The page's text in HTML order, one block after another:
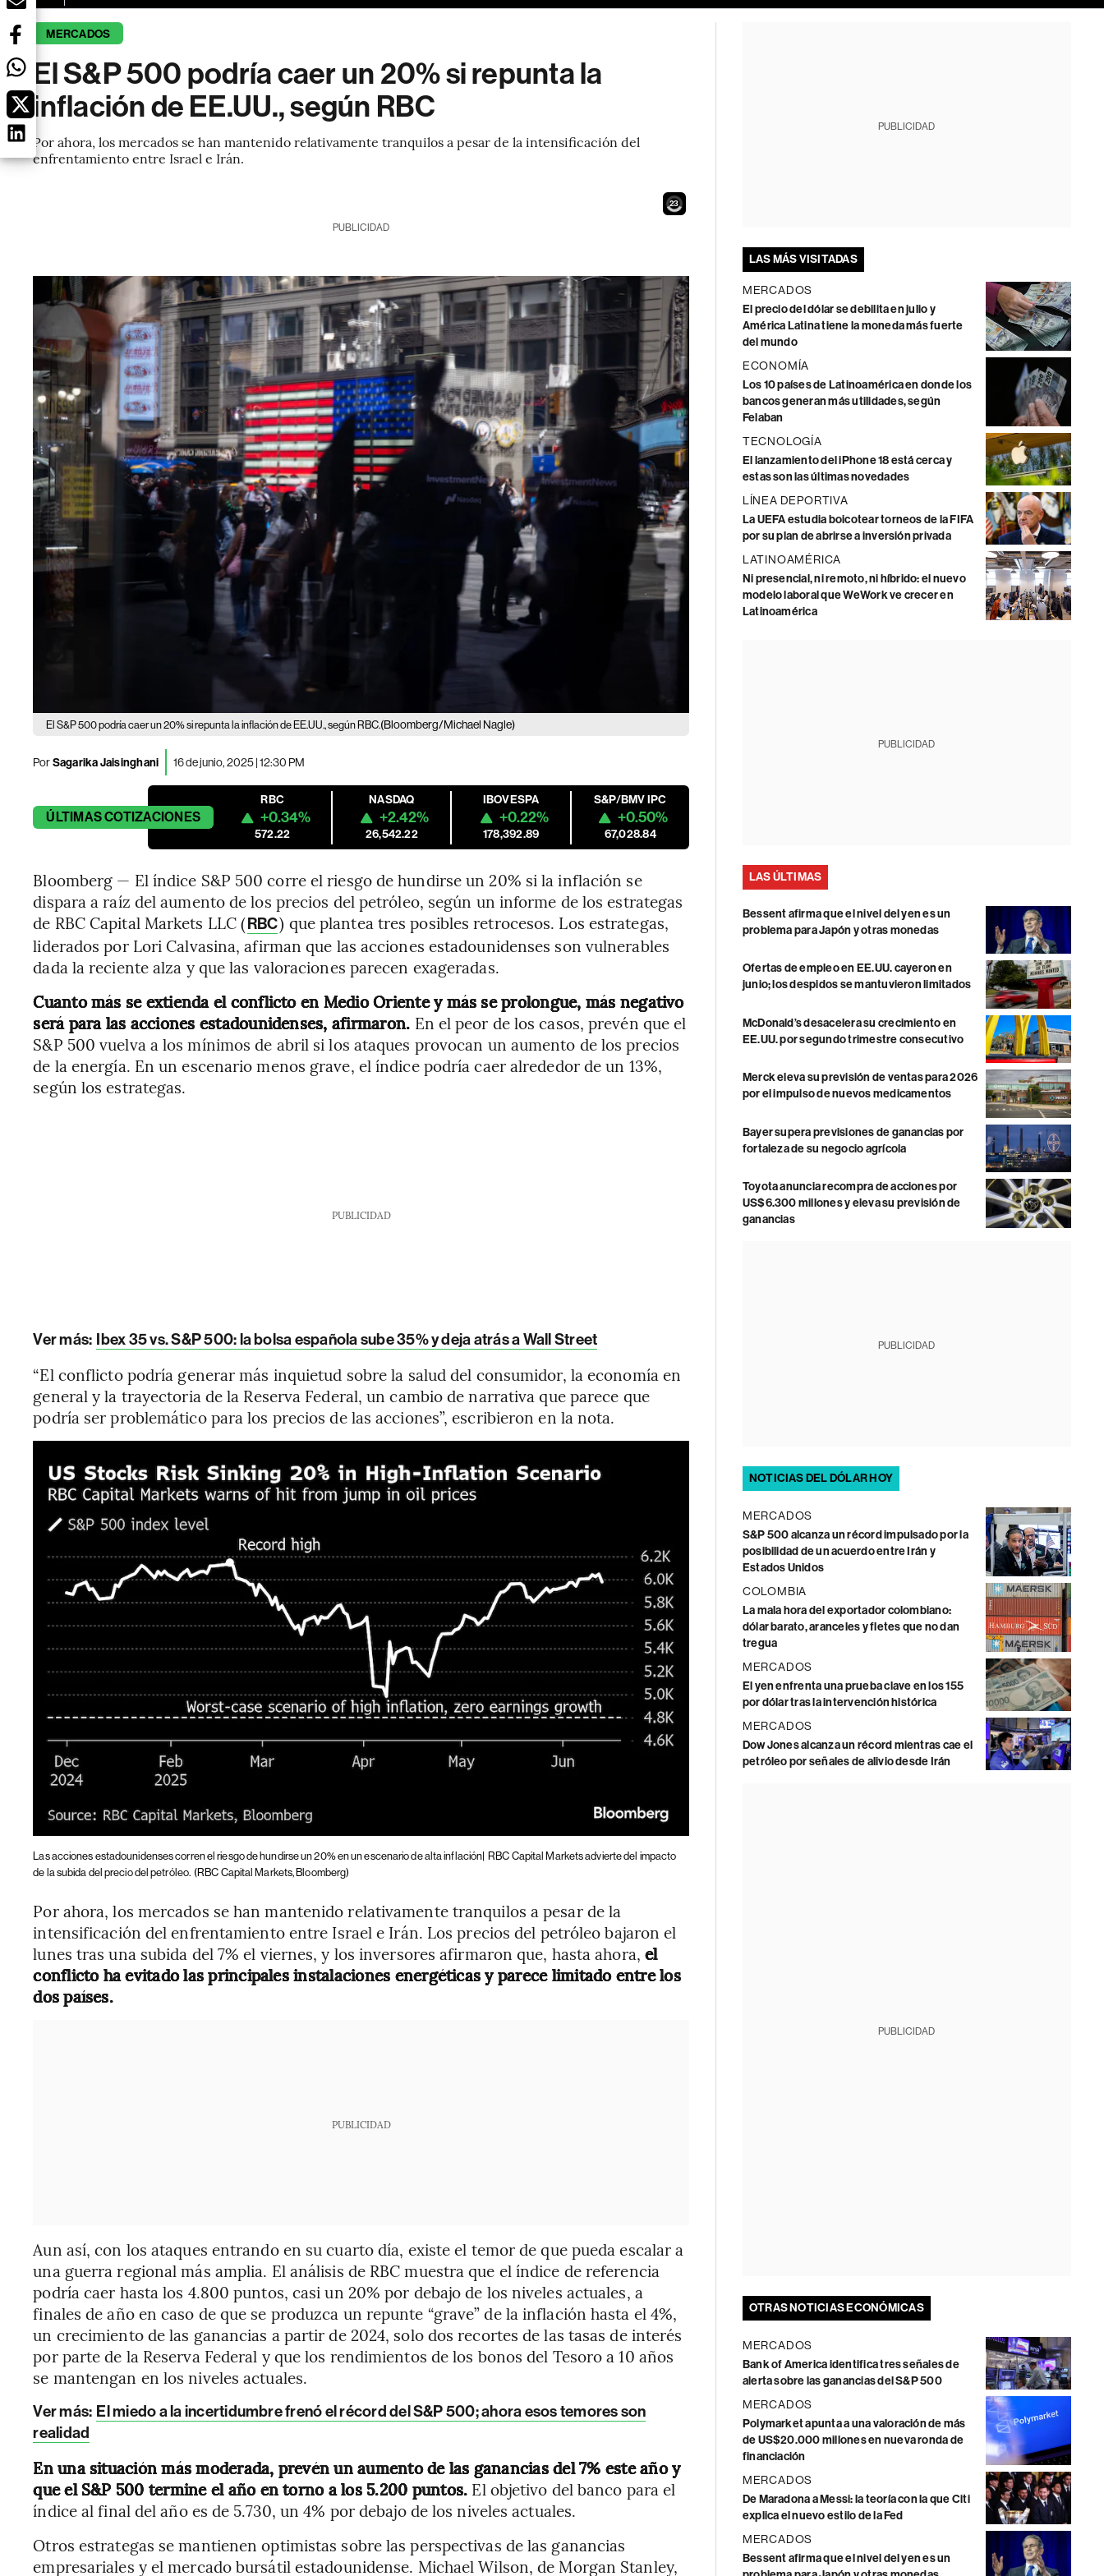
MERCADOS
El S&P 500 podría caer un 20% si repunta la
inflación de EE.UU., según RBC
Por ahora, los mercados se han mantenido relativamente tranquilos a pesar de la intensificación del
enfrentamiento entre Israel e Irán.
21
PUBLICIDAD
El S&P 500 podría caer un 20% si repunta la inflación de EE.UU., según RBC.(Bloomberg/Michael Nagle)
PorSagarika Jaisinghani 16 de junio, 2025 | 12:30 PM
ÚLTIMASCOTIZACIONES
RBC
+0.34%
572.22
NASDAQ
+2.42%
26,542.22
IBOVESPA
+0.22%
178,392.89
S&P/BMV IPC
+0.50%
67,028.84
Bloomberg — El índice S&P 500 corre el riesgo de hundirse un 20% si la inflación se
dispara a raíz del aumento de los precios del petróleo, según un informe de los estrategas
de RBC Capital Markets LLC (RBC) que plantea tres posibles retrocesos. Los estrategas,
liderados por Lori Calvasina, afirman que las acciones estadounidenses son vulnerables
dada la reciente alza y que las valoraciones parecen exageradas.
Cuanto más se extienda el conflicto en Medio Oriente y más se prolongue, más negativo
será para las acciones estadounidenses, afirmaron. En el peor de los casos, prevén que el
S&P 500 vuelva a los mínimos de abril si los ataques provocan un aumento de los precios
de la energía. En un escenario menos grave, el índice podría caer alrededor de un 13%,
según los estrategas.
PUBLICIDAD
Ver más: Ibex 35 vs. S&P 500: la bolsa española sube 35% y deja atrás a Wall Street
“El conflicto podría generar más inquietud sobre la salud del consumidor, la economía en
general y la trayectoria de la Reserva Federal, un cambio de narrativa que parece que
podría ser problemático para los precios de las acciones”, escribieron en la nota.
Las acciones estadounidenses corren el riesgo de hundirse un 20% en un escenario de alta inflación| RBC Capital Markets advierte del impacto
de la subida del precio del petróleo. (RBC Capital Markets, Bloomberg)
Por ahora, los mercados se han mantenido relativamente tranquilos a pesar de la
intensificación del enfrentamiento entre Israel e Irán. Los precios del petróleo bajaron el
lunes tras una subida del 7% el viernes, y los inversores afirmaron que, hasta ahora, el
conflicto ha evitado las principales instalaciones energéticas y parece limitado entre los
dos países.
PUBLICIDAD
Aun así, con los ataques entrando en su cuarto día, existe el temor de que pueda escalar a
una guerra regional más amplia. El análisis de RBC muestra que el índice de referencia
podría caer hasta los 4.800 puntos, casi un 20% por debajo de los niveles actuales, a
finales de año en caso de que se produzca un repunte “grave” de la inflación hasta el 4%,
un crecimiento de las ganancias a partir de 2024, solo dos recortes de las tasas de interés
por parte de la Reserva Federal y que los rendimientos de los bonos del Tesoro a 10 años
se mantengan en los niveles actuales.
Ver más: El miedo a la incertidumbre frenó el récord del S&P 500; ahora esos temores son
realidad
En una situación más moderada, prevén un aumento de las ganancias del 7% este año y
que el S&P 500 termine el año en torno a los 5.200 puntos. El objetivo del banco para el
índice al final del año es de 5.730, un 4% por debajo de los niveles actuales.
Otros estrategas se mantienen optimistas sobre las perspectivas de las ganancias
empresariales y el mercado bursátil estadounidense. Michael Wilson, de Morgan Stanley,
PUBLICIDAD
LAS MÁS VISITADAS
MERCADOS
El precio del dólar se debilita en julio y
América Latina tiene la moneda más fuerte
del mundo
ECONOMÍA
Los 10 países de Latinoamérica en donde los
bancos generan más utilidades, según
Felaban
TECNOLOGÍA
El lanzamiento del iPhone 18 está cerca y
estas son las últimas novedades
LÍNEA DEPORTIVA
La UEFA estudia boicotear torneos de la FIFA
por su plan de abrirse a inversión privada
LATINOAMÉRICA
Ni presencial, ni remoto, ni híbrido: el nuevo
modelo laboral que WeWork ve crecer en
Latinoamérica
PUBLICIDAD
LAS ÚLTIMAS
Bessent afirma que el nivel del yen es un
problema para Japón y otras monedas
Ofertas de empleo en EE.UU. cayeron en
junio; los despidos se mantuvieron limitados
McDonald’s desacelera su crecimiento en
EE.UU. por segundo trimestre consecutivo
Merck eleva su previsión de ventas para 2026
por el impulso de nuevos medicamentos
Bayer supera previsiones de ganancias por
fortaleza de su negocio agrícola
Toyota anuncia recompra de acciones por
US$6.300 millones y eleva su previsión de
ganancias
PUBLICIDAD
NOTICIAS DEL DÓLAR HOY
MERCADOS
S&P 500 alcanza un récord impulsado por la
posibilidad de un acuerdo entre Irán y
Estados Unidos
COLOMBIA
La mala hora del exportador colombiano:
dólar barato, aranceles y fletes que no dan
tregua
MERCADOS
El yen enfrenta una prueba clave en los 155
por dólar tras la intervención histórica
MERCADOS
Dow Jones alcanza un récord mientras cae el
petróleo por señales de alivio desde Irán
PUBLICIDAD
OTRAS NOTICIAS ECONÓMICAS
MERCADOS
Bank of America identifica tres señales de
alerta sobre las ganancias del S&P 500
MERCADOS
Polymarket apunta a una valoración de más
de US$20.000 millones en nueva ronda de
financiación
MERCADOS
De Maradona a Messi: la teoría con la que Citi
explica el nuevo estilo de la Fed
MERCADOS
Bessent afirma que el nivel del yen es un